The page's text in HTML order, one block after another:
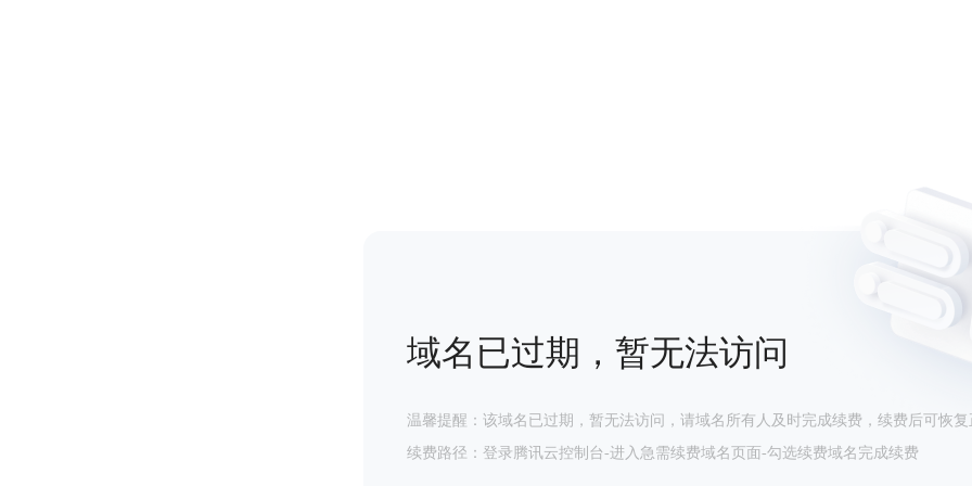
域名已过期，暂无法访问
温馨提醒：该域名已过期，暂无法访问，请域名所有人及时完成续费，续费后可恢复
续费路径：登录腾讯云控制台-进入急需续费域名页面-勾选续费域名完成续费